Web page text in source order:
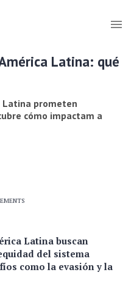
Latina: qué
Latina prometen
cómo impactam a
Latina buscan
del sistema
como la evasión y la